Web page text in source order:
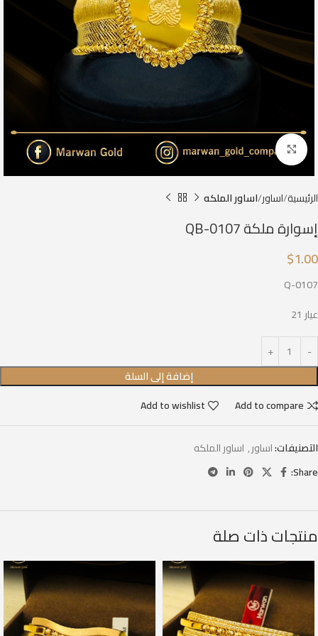
Click to enlarge
الرئيسية اساور اساور الملكه
إسوارة ملكة QB-0107
$1.00
Q-0107
عيار 21
إضافة إلى السلة
Add to compare
Add to wishlist
التصنيفات:اساور, اساور الملكه
Share:
منتجات ذات صلة